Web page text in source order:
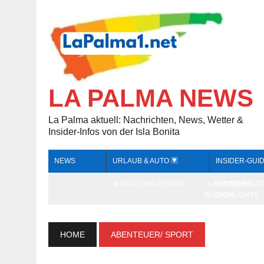
LA PALMA NEWS
La Palma aktuell: Nachrichten, News, Wetter &
Insider-Infos von der Isla Bonita
NEWS URLAUB & AUTO INSIDER-
HOME ABENTEUER/ SPORT